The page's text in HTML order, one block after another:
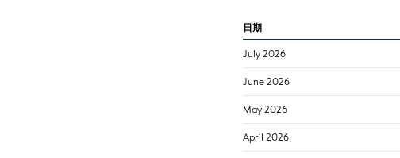
日期
July 2026
June 2026
May 2026
April 2026